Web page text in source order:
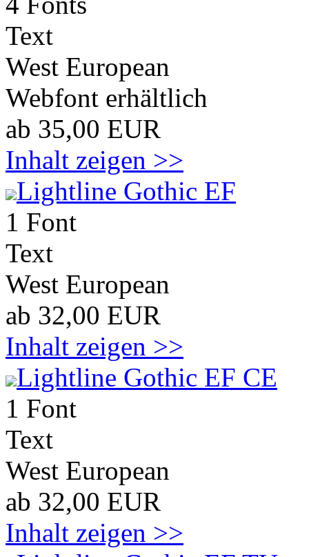
Text
West European
Webfont erhältlich
ab 35,00 EUR
Inhalt zeigen >>
Lightline Gothic EF
1 Font
Text
West European
ab 32,00 EUR
Inhalt zeigen >>
Lightline Gothic EF CE
1 Font
Text
West European
ab 32,00 EUR
Inhalt zeigen >>